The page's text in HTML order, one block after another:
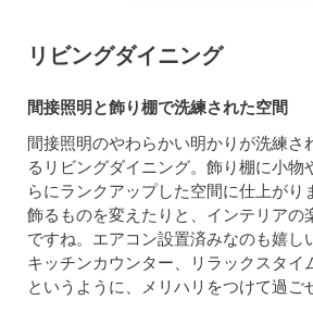
リビングダイニング
間接照明と飾り棚で洗練された空間
間接照明のやわらかい明かりが洗練さ
るリビングダイニング。飾り棚に小物
らにランクアップした空間に仕上がり
飾るものを変えたりと、インテリアの
ですね。エアコン設置済みなのも嬉し
キッチンカウンター、リラックスタイ
というように、メリハリをつけて過ご